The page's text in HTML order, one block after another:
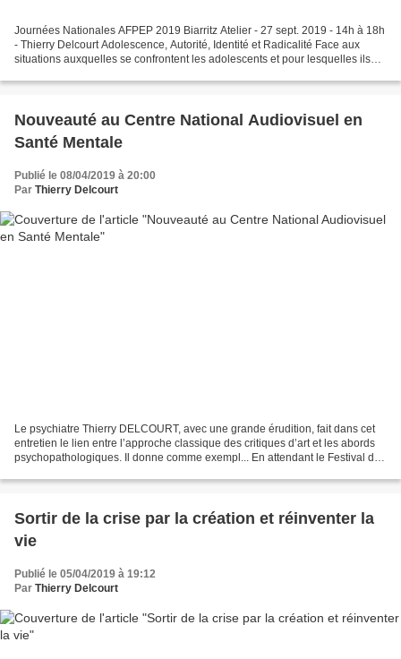
Journées Nationales AFPEP 2019 Biarritz Atelier - 27 sept. 2019 - 14h à 18h
- Thierry Delcourt Adolescence, Autorité, Identité et Radicalité Face aux
situations auxquelles se confrontent les adolescents et pour lesquelles ils
Nouveauté au Centre National Audiovisuel en
Santé Mentale
Publié le 08/04/2019 à 20:00
Par Thierry Delcourt
Le psychiatre Thierry DELCOURT, avec une grande érudition, fait dans cet
entretien le lien entre lʼapproche classique des critiques dʼart et les abords
psychopathologiques. Il donne comme exempl... En attendant le Festival de
Sortir de la crise par la création et réinventer la
vie
Publié le 05/04/2019 à 19:12
Par Thierry Delcourt